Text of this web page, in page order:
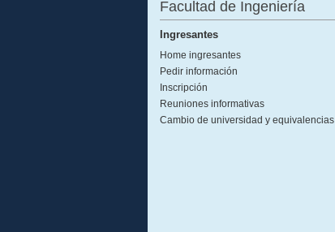
Facultad de Ingeniería
Ingresantes
Home ingresantes
Pedir información
Inscripción
Reuniones informativas
Cambio de universidad y equivalencias